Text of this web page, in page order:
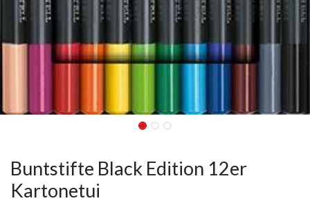
Buntstifte Black Edition 12er
Kartonetui